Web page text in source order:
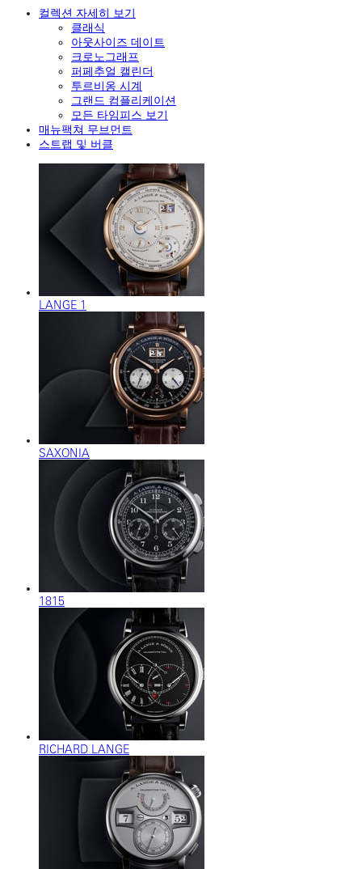
컬렉션 자세히 보기
클래식
아웃사이즈 데이트
크로노그래프
퍼페추얼 캘린더
투르비옹 시계
그랜드 컴플리케이션
모든 타임피스 보기
매뉴팩쳐 무브먼트
스트랩 및 버클
LANGE 1
SAXONIA
1815
RICHARD LANGE